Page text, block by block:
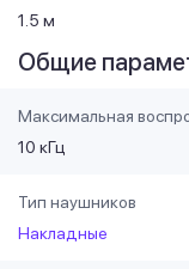
1.5 м
Общие
Максимальная
10 кГц
Тип наушников
Накладные